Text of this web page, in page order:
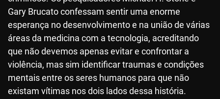
Gary Brucato confessam sentir uma enorme
esperança no desenvolvimento e na união de várias
áreas da medicina com a tecnologia, acreditando
que não devemos apenas evitar e confrontar a
violência, mas sim identificar traumas e condições
mentais entre os seres humanos para que não
existam vítimas nos dois lados dessa história.